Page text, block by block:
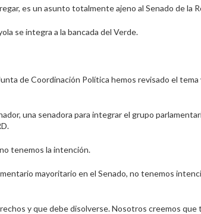
es un asunto totalmente ajeno al Senado de la
se integra a la bancada del Verde.
de Coordinación Política hemos revisado el
una senadora para integrar el grupo
tenemos la intención.
mayoritario en el Senado, no tenemos
y que debe disolverse. Nosotros creemos